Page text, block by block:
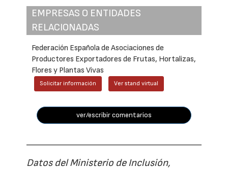
EMPRESAS O ENTIDADES
RELACIONADAS
Federación Española de Asociaciones de
Productores Exportadores de Frutas, Hortalizas,
Flores y Plantas Vivas
Solicitar información Ver stand virtual
ver/escribir comentarios
Datos del Ministerio de Inclusión,